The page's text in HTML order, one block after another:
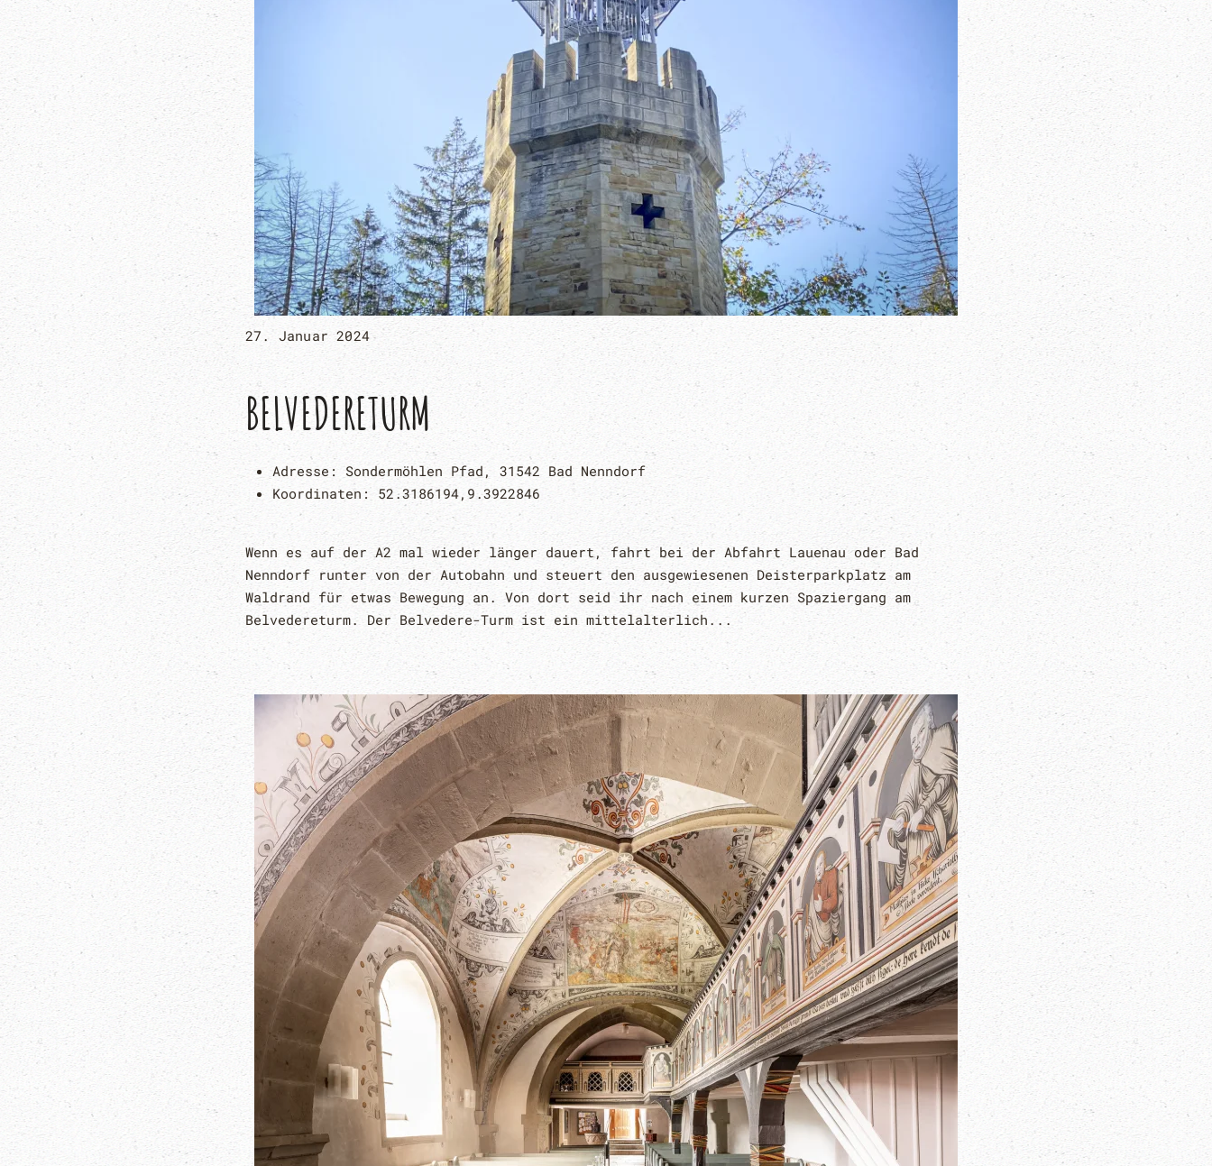
27. Januar 2024
BELVEDERETURM
Adresse: Sondermöhlen Pfad, 31542 Bad Nenndorf
Koordinaten: 52.3186194,9.3922846
Wenn es auf der A2 mal wieder länger dauert, fahrt bei der Abfahrt Lauenau oder Bad
Nenndorf runter von der Autobahn und steuert den ausgewiesenen Deisterparkplatz am
Waldrand für etwas Bewegung an. Von dort seid ihr nach einem kurzen Spaziergang am
Belvedereturm. Der Belvedere-Turm ist ein mittelalterlich...